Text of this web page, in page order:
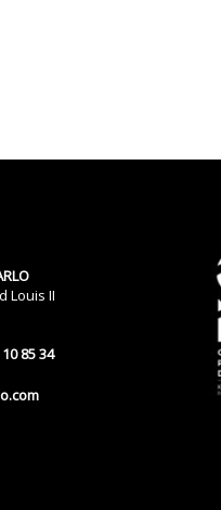
Louis II
85 34